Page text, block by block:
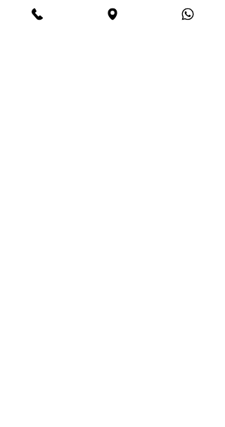
Ambiente 100% Seguro. Sua Informação
é Protegida Pela Criptografia SSL 256-Bit.